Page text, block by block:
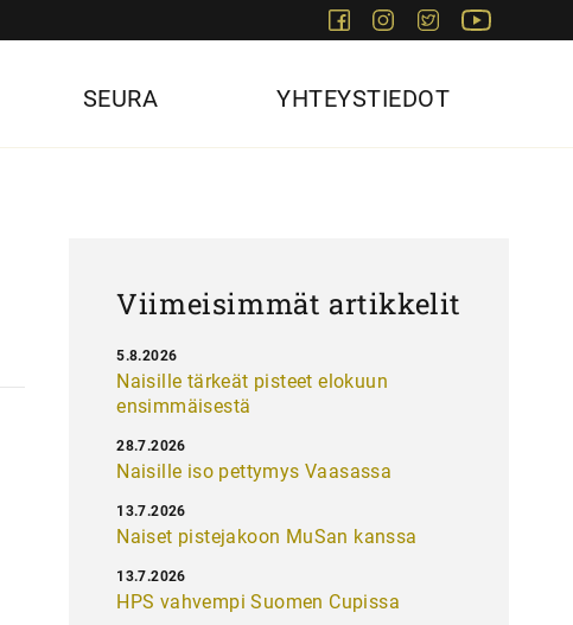
FacebookInstagram
Twitter
SEURA YHTEYSTIEDOT
Viimeisimmät artikkelit
Naisille tärkeät pisteet elokuun
ensimmäisestä
5.8.2026
Naisille iso pettymys Vaasassa
28.7.2026
Naiset pistejakoon MuSan kanssa
13.7.2026
HPS vahvempi Suomen Cupissa
13.7.2026